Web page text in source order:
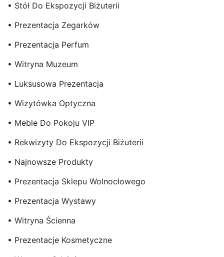
• Stół Do Ekspozycji Biżuterii
• Prezentacja Zegarków
• Prezentacja Perfum
• Witryna Muzeum
• Luksusowa Prezentacja
• Wizytówka Optyczna
• Meble Do Pokoju VIP
• Rekwizyty Do Ekspozycji Biżuterii
• Najnowsze Produkty
• Prezentacja Sklepu Wolnocłowego
• Prezentacja Wystawy
• Witryna Ścienna
• Prezentacje Kosmetyczne